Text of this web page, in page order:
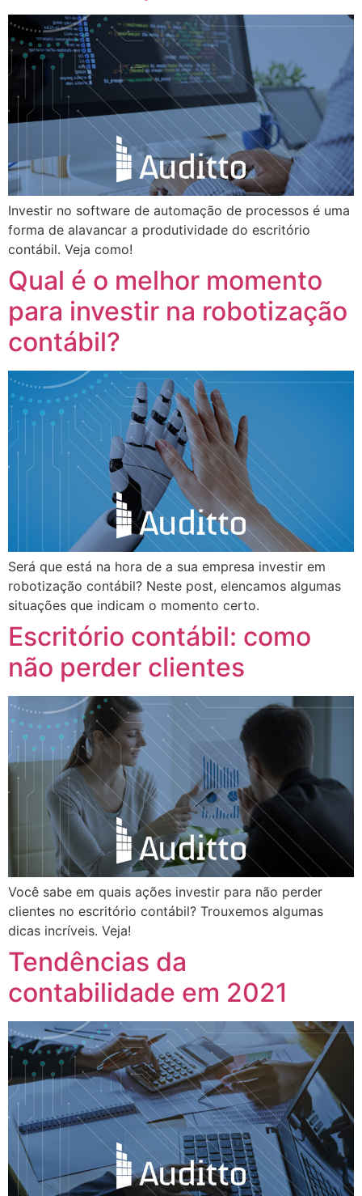
Investir no software de automação de processos é uma
forma de alavancar a produtividade do escritório
contábil. Veja como!
Qual é o melhor momento
para investir na robotização
contábil?
Será que está na hora de a sua empresa investir em
robotização contábil? Neste post, elencamos algumas
situações que indicam o momento certo.
Escritório contábil: como
não perder clientes
Você sabe em quais ações investir para não perder
clientes no escritório contábil? Trouxemos algumas
dicas incríveis. Veja!
Tendências da
contabilidade em 2021